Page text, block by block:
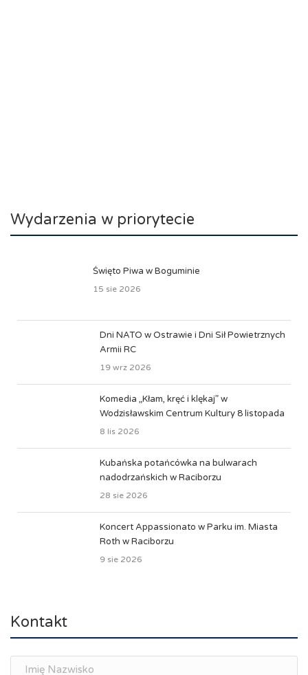
Wydarzenia w priorytecie
Święto Piwa w Boguminie
15 sie 2026
Dni NATO w Ostrawie i Dni Sił Powietrznych
Armii RC
19 wrz 2026
Komedia „Kłam, kręć i klękaj” w
Wodzisławskim Centrum Kultury 8 listopada
8 lis 2026
Kubańska potańcówka na bulwarach
nadodrzańskich w Raciborzu
28 sie 2026
Koncert Appassionato w Parku im. Miasta
Roth w Raciborzu
9 sie 2026
Kontakt